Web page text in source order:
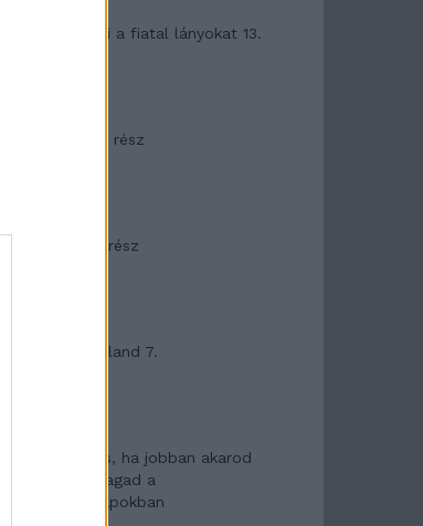
T. szereti a fiatal lányokat 13.
Minka 10. rész
Minka 9. rész
Máltai kaland 7.
10 tanács, ha jobban akarod
érezni magad a
hétköznapokban